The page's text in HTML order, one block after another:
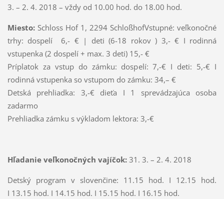
3. – 2. 4. 2018 – vždy od 10.00 hod. do 18.00 hod.
Miesto: Schloss Hof 1, 2294 SchloßhofVstupné: veľkonočné
trhy: dospelí 6,- € | deti (6-18 rokov ) 3,- € I rodinná
vstupenka (2 dospelí + max. 3 deti) 15,- €
Príplatok za vstup do zámku: dospelí: 7,-€ I deti: 5,-€ I
rodinná vstupenka so vstupom do zámku: 34,– €
Detská prehliadka: 3,-€ dieťa I 1 sprevádzajúca osoba
zadarmo
Prehliadka zámku s výkladom lektora: 3,-€
Hľadanie veľkonočných vajíčok:31. 3. – 2. 4. 2018
Detský program v slovenčine: 11.15 hod. I 12.15 hod.
I 13.15 hod. I 14.15 hod. I 15.15 hod. I 16.15 hod.